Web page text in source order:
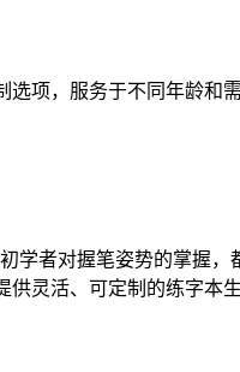
项，服务于不同年龄和
学者对握笔姿势的掌握
灵活、可定制的练字本生